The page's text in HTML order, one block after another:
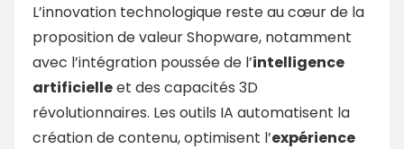
L’innovation technologique reste au cœur de la
proposition de valeur Shopware, notamment
avec l’intégration poussée de l’intelligence
artificielleet des capacités 3D
révolutionnaires. Les outils IA automatisent la
création de contenu, optimisent l’expérience